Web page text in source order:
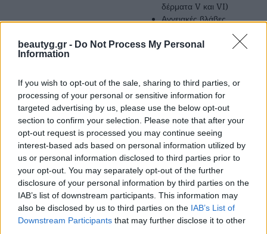
beautyg.gr - Do Not Process My Personal
Information
If you wish to opt-out of the sale, sharing to third parties, or
processing of your personal or sensitive information for
targeted advertising by us, please use the below opt-out
section to confirm your selection. Please note that after your
opt-out request is processed you may continue seeing
interest-based ads based on personal information utilized by
us or personal information disclosed to third parties prior to
your opt-out. You may separately opt-out of the further
disclosure of your personal information by third parties on the
IAB’s list of downstream participants. This information may
also be disclosed by us to third parties on the IAB’s List of
Downstream Participants that may further disclose it to other
δέρματα V και VI)
Αγγειακές βλάβες
Αγγειακές βλάβες
3mm)
Ρυτίδες και σύσφιξη
προσώπου
Μελαγχρωματικές
βλάβες (πανάδες,
κηλίδες)
Πολύ καλά
αποτελέσματα σε
ενεργό ακμή
Πότε επιλέγεται για
αποτρίχωση
Στην αποτρίχωση